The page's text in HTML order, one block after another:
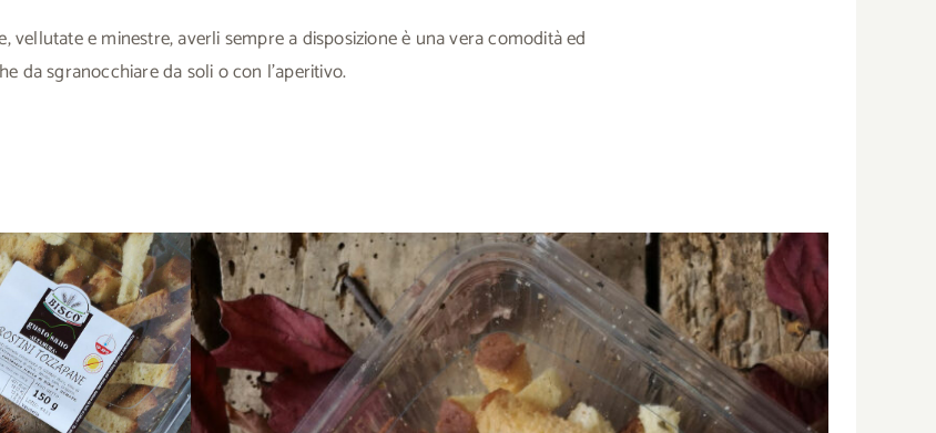
vellutate e minestre, averli sempre a disposizione è una vera comodità ed
da sgranocchiare da soli o con l’aperitivo.